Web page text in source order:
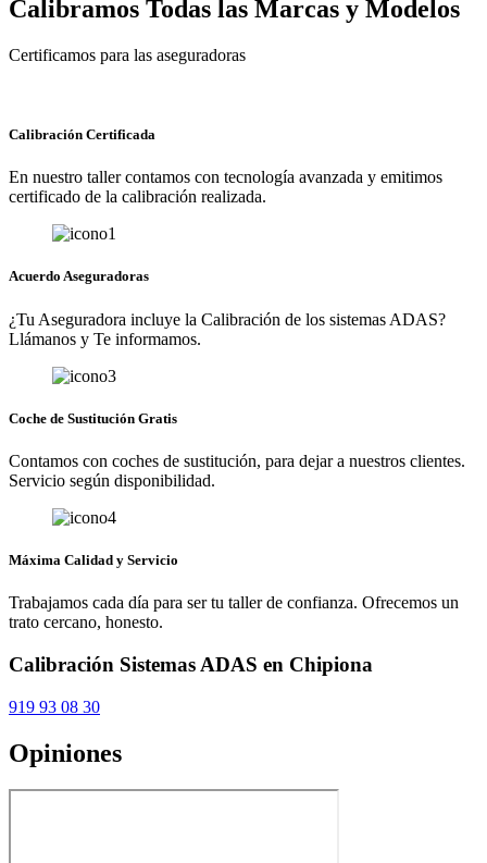
Calibramos Todas las Marcas y Modelos
Certificamos para las aseguradoras
Calibración Certificada
En nuestro taller contamos con tecnología avanzada y emitimos
certificado de la calibración realizada.
Acuerdo Aseguradoras
¿Tu Aseguradora incluye la Calibración de los sistemas ADAS?
Llámanos y Te informamos.
Coche de Sustitución Gratis
Contamos con coches de sustitución, para dejar a nuestros clientes.
Servicio según disponibilidad.
Máxima Calidad y Servicio
Trabajamos cada día para ser tu taller de confianza. Ofrecemos un
trato cercano, honesto.
Calibración Sistemas ADAS en Chipiona
919 93 08 30
Opiniones